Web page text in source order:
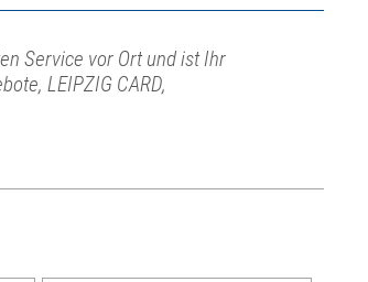
Service vor Ort und ist Ihr
LEIPZIG CARD,